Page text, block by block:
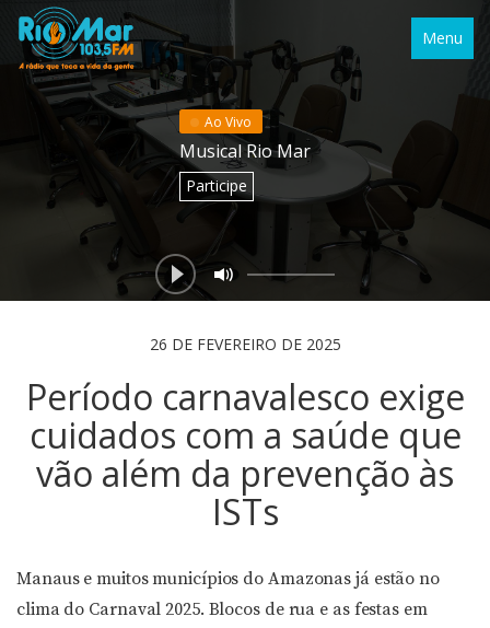
Menu
Ao Vivo
Musical Rio Mar
Participe
26 DE FEVEREIRO DE 2025
Período carnavalesco exige
cuidados com a saúde que
vão além da prevenção às
ISTs
Manaus e muitos municípios do Amazonas já estão no
clima do Carnaval 2025. Blocos de rua e as festas em